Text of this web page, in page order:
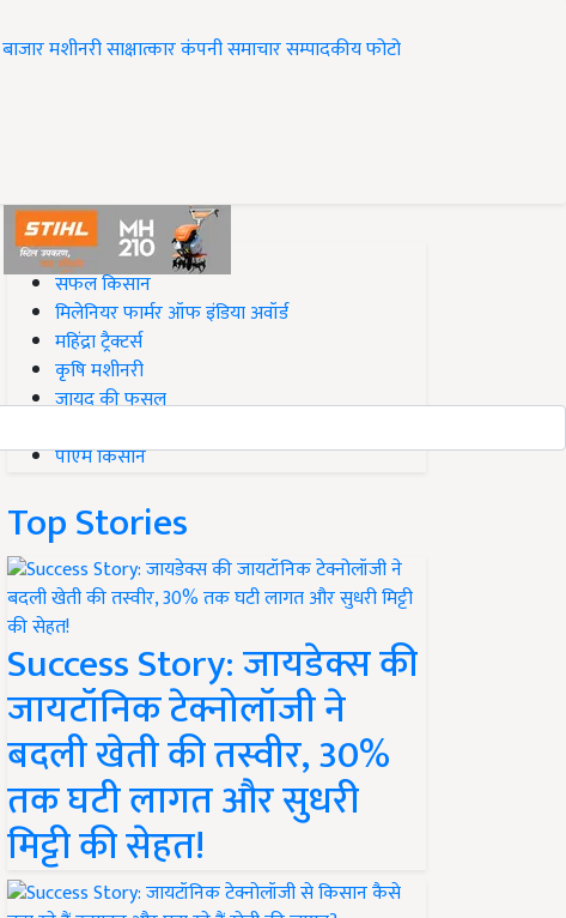
बाजारमशीनरीसाक्षात्कारकंपनी समाचारसम्पादकीयफोटो
#Top on Krishi Jagran
सफल किसान
मिलेनियर फार्मर ऑफ इंडिया अवॉर्ड
महिंद्रा ट्रैक्टर्स
कृषि मशीनरी
जायद की फसल
पीएम किसान
Top Stories
Success Story: जायडेक्स की
जायटॉनिक टेक्नोलॉजी ने
बदली खेती की तस्वीर, 30%
तक घटी लागत और सुधरी
मिट्टी की सेहत!